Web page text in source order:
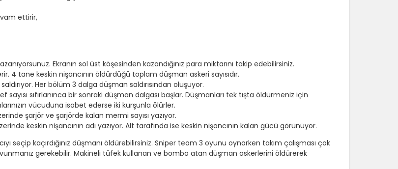
ettirir,
Ekranın sol üst köşesinden kazandığınız para miktarını takip edebilirsiniz.
4 tane keskin nişancının öldürdüğü toplam düşman askeri sayısıdır.
Her bölüm 3 dalga düşman saldırısından oluşuyor.
sayısı sıfırlanınca bir sonraki düşman dalgası başlar. Düşmanları tek tışta öldürmeniz için
vücuduna isabet ederse iki kurşunla ölürler.
şarjör ve şarjörde kalan mermi sayısı yazıyor.
keskin nişancının adı yazıyor. Alt tarafında ise keskin nişancının kalan gücü görünüyor.
seçip kaçırdığınız düşmanı öldürebilirsiniz. Sniper team 3 oyunu oynarken takım çalışması çok
gerekebilir. Makineli tüfek kullanan ve bomba atan düşman askerlerini öldürerek